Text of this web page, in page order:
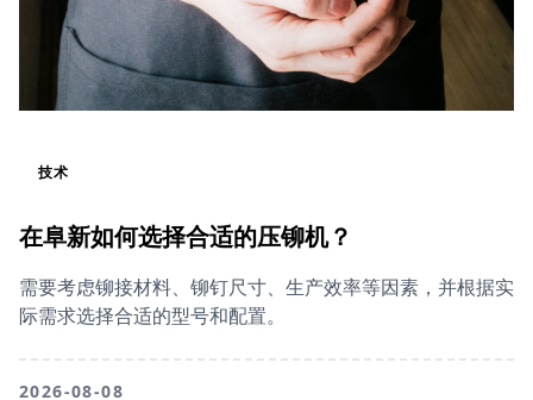
技术
在阜新如何选择合适的压铆机？
需要考虑铆接材料、铆钉尺寸、生产效率等因素，并根据实
际需求选择合适的型号和配置。
2026-08-08